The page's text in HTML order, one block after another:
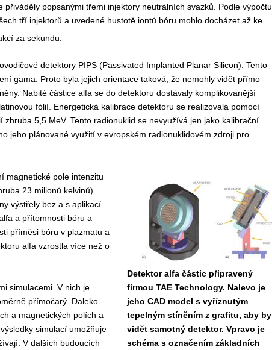
přiváděly popsanými třemi injektory neutrálních svazků. Podle výpočtu
tří injektorů a uvedené hustotě iontů bóru mohlo docházet až ke
za sekundu.
detektory PIPS (Passivated Implanted Planar Silicon). Tento
gama. Proto byla jejich orientace taková, že nemohly vidět přímo
Nabité částice alfa se do detektoru dostávaly komplikovanější
fólií. Energetická kalibrace detektoru se realizovala pomocí
5,5 MeV. Tento radionuklid se nevyužívá jen jako kalibrační
jeho plánované využití v evropském radionuklidovém zdroji pro
Detektor alfa částic připravený
firmou TAE Technology. Nalevo je
jeho CAD model s vyříznutým
tepelným stíněním z grafitu, aby
vidět samotný detektor. Vpravo je
schéma s označením základních
magnetické pole intenzitu
23 milionů kelvinů).
výstřely bez a s aplikací
a přítomnosti bóru a
příměsi bóru v plazmatu a
alfa vzrostla více než o
simulacemi. V nich je
přímočarý. Daleko
a magnetických polích a
simulací umožňuje
V dalších budoucích